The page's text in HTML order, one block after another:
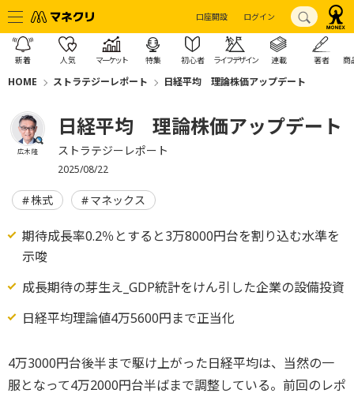
口座開設 ログイン
新着 人気 マーケット 特集 初心者 ライフデザイン 連載 著者 商
HOME ストラテジーレポート 日経平均 理論株価アップデート
広木 隆
日経平均 理論株価アップデート
ストラテジーレポート
2025/08/22
株式 マネックス
期待成長率0.2％とすると3万8000円台を割り込む水準を
示唆
成長期待の芽生え_GDP統計をけん引した企業の設備投資
日経平均理論値4万5600円まで正当化
4万3000円台後半まで駆け上がった日経平均は、当然の一
服となって4万2000円台半ばまで調整している。前回のレポ